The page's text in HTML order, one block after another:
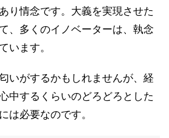
り情念です。大義を実現させた
、多くのイノベーターは、執念
います。
いがするかもしれませんが、経
中するくらいのどろどろとした
は必要なのです。